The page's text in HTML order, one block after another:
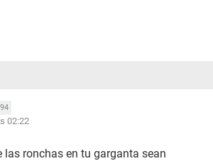
94
02:22
las ronchas en tu garganta sean